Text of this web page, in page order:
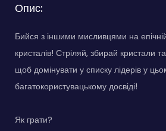
Опис:
Бийся з іншими мисливцями на
кристалів! Стріляй, збирай кристали
щоб домінувати у списку лідерів у
багатокористувацькому досвіді!
Як грати?